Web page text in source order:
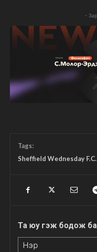
-
Tags:
Sheffield Wednesday F.C.
Та юу гэж бодож